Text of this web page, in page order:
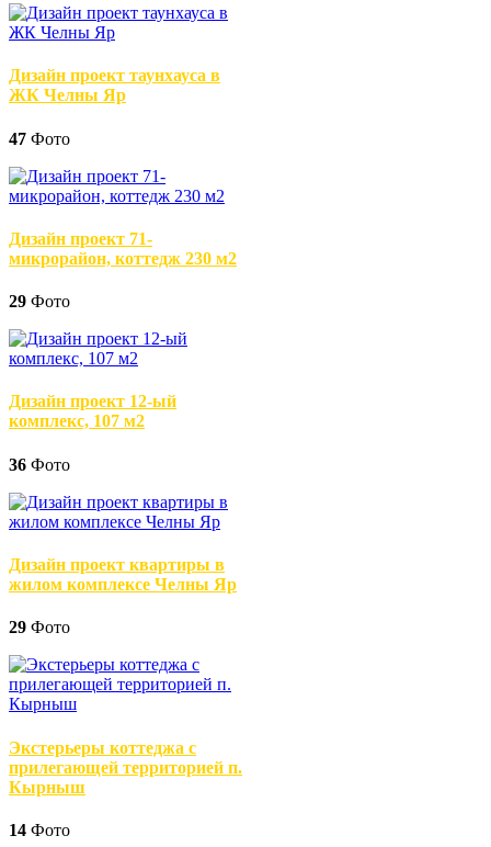
Дизайн проект таунхауса в
ЖК Челны Яр
47 Фото
Дизайн проект 71-
микрорайон, коттедж 230 м2
29 Фото
Дизайн проект 12-ый
комплекс, 107 м2
36 Фото
Дизайн проект квартиры в
жилом комплексе Челны Яр
29 Фото
Экстерьеры коттеджа с
прилегающей территорией п.
Кырныш
14 Фото